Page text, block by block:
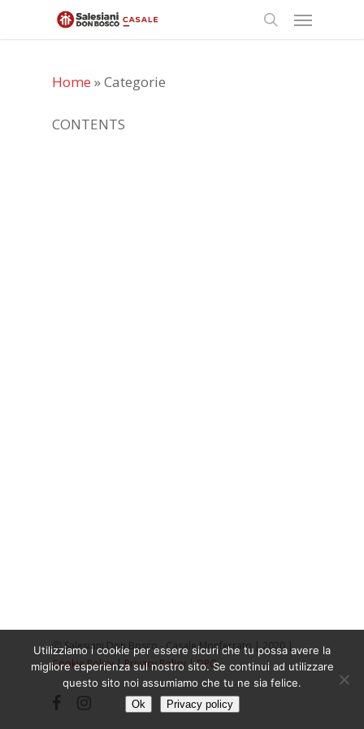
Menu
Home »Categorie
CONTENTS
ⓒ Salesiani Don Bosco - Casale Monferrato | 2020 |
Cookie Policy|Privacy Policy|DPO
facebookinstagram
Utilizziamo i cookie per essere sicuri che tu possa avere la
migliore esperienza sul nostro sito. Se continui ad utilizzare
questo sito noi assumiamo che tu ne sia felice.
Ok Privacy policy